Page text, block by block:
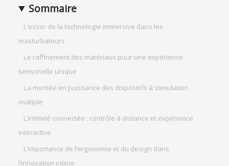
Sommaire
L’essor de la technologie immersive dans les
masturbateurs
Le raffinement des matériaux pour une expérience
sensorielle unique
La montée en puissance des dispositifs à stimulation
multiple
L’intimité connectée : contrôle à distance et expérience
interactive
L’importance de l’ergonomie et du design dans
l’innovation intime